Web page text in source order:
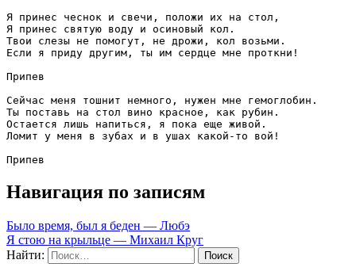
Я принес чеснок и свечи, положи их на стол,
Я принес святую воду и осиновый кол.
Твои слезы не помогут, не дрожи, кол возьми.
Если я приду другим, ты им сердце мне проткни!
Припев
Сейчас меня тошнит немного, нужен мне гемоглобин.
Ты поставь на стол вино красное, как рубин.
Остается лишь напиться, я пока еще живой.
Ломит у меня в зубах и в ушах какой-то вой!
Припев
Навигация по записям
Было время, был я беден — Любэ
Я стою на крыльце — Михаил Круг
Найти: